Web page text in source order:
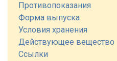
Противопоказания
Форма выпуска
Условия хранения
Действующее вещество
Ссылки